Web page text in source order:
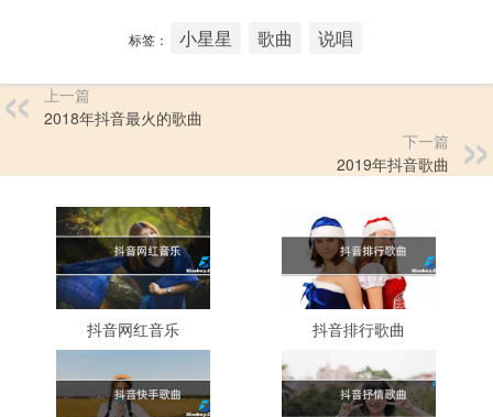
标签： 小星星 歌曲 说唱
上一篇
2018年抖音最火的歌曲
下一篇
2019年抖音歌曲
抖音网红音乐 抖音排行歌曲